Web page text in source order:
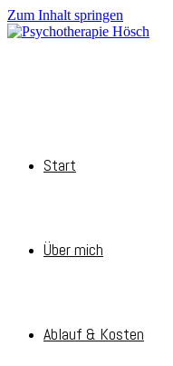
Zum Inhalt springen
Start
Über mich
Ablauf & Kosten